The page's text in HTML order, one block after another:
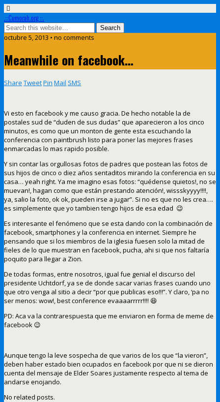
.::Cumorah.org ::.
octubre 5, 2013 • no comments
Meanwhile on facebook…
Share TweetPin Mail SMS
Vi esto en facebook y me causo gracia. De hecho notable la de
postales sud de “duden de sus dudas” que aparecieron a los cinco
minutos, es como que un monton de gente esta escuchando la
conferencia con paintbrush listo para poner las mejores frases
enmarcadas lo mas rapido posible.
Y sin contar las orgullosas fotos de padres que postean las fotos de
sus hijos de cinco o diez años sentaditos mirando la conferencia en su
casa… yeah right. Ya me imagino esas fotos: “quédense quietos!, no se
muevan!, hagan como que están prestando atención!, wissskyyyy!!!!,
ya, salio la foto, ok ok, pueden irse a jugar”. Si no es que no les crea….
es simplemente que yo tambien tengo hijos de esa edad 😉
Es interesante el fenómeno que se esta dando con la combinación de
facebook, smartphones y la conferencia en internet. Siempre he
pensando que si los miembros de la iglesia fuesen solo la mitad de
fieles de lo que muestran en facebook, pucha, ahi si que nos faltaría
poquito para llegar a Zion.
De todas formas, entre nosotros, igual fue genial el discurso del
presidente Uchtdorf, ya se de donde sacar varias frases cuando uno
que otro venga al sitio a decir “por que publicas eso!!!”. Y claro, ‘pa no
ser menos: wow!, best conference evaaaarrrrr!!!! 😆
PD: Aca va la contrarespuesta que me enviaron en forma de meme de
facebook 😉
Aunque tengo la leve sospecha de que varios de los que “la vieron”,
deben haber estado bien ocupados en facebook por que ni se dieron
cuenta del mensaje de Elder Soares justamente respecto al tema de
andarse enojando.
No related posts.